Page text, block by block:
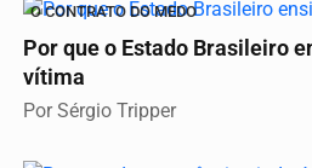
O CONTRATO DO MEDO
Por que o Estado Brasileiro
vítima
Por Sérgio Tripper